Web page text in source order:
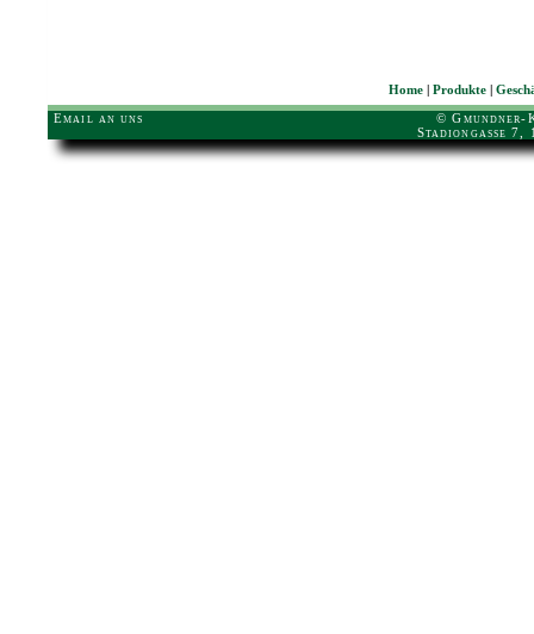
Home | Produkte |
Email an uns
© Gmundner-
Stadiongasse 7,